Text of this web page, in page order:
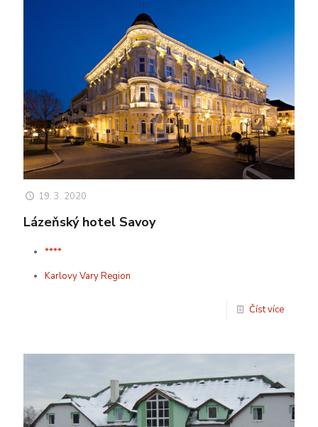
19. 3. 2020
Lázeňský hotel Savoy
****
Karlovy Vary Region
Číst více